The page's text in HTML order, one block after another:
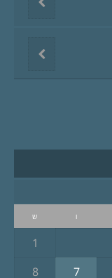
ו ש
1
7
8